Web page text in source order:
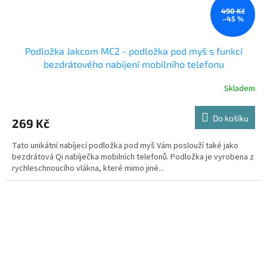
490 Kč
–45 %
Podložka Jakcom MC2 - podložka pod myš s funkcí
bezdrátového nabíjení mobilního telefonu
Skladem
269 Kč Do košíku
Tato unikátní nabíjecí podložka pod myš Vám poslouží také jako
bezdrátová Qi nabíječka mobilních telefonů. Podložka je vyrobena z
rychleschnoucího vlákna, které mimo jiné...